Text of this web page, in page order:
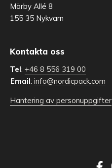
Mörby Allé 8
155 35 Nykvarn
Kontakta oss
Tel: +46 8 556 319 00
Email: info@nordicpack.com
Hantering av personuppgifter